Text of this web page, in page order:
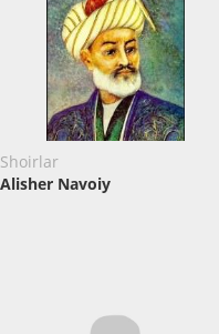
Shoirlar
Alisher Navoiy